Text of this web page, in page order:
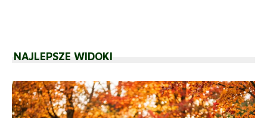
NAJLEPSZE WIDOKI